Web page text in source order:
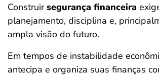
Construirsegurança financeira
planejamento, disciplina e,
ampla visão do futuro.
Em tempos de instabilidade
antecipa e organiza suas finanças